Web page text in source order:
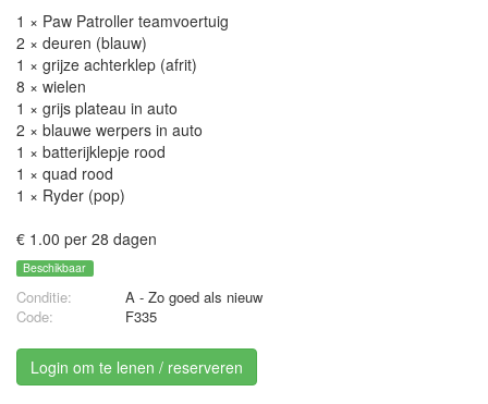
1 × Paw Patroller teamvoertuig
2 × deuren (blauw)
1 × grijze achterklep (afrit)
8 × wielen
1 × grijs plateau in auto
2 × blauwe werpers in auto
1 × batterijklepje rood
1 × quad rood
1 × Ryder (pop)
€ 1.00 per 28 dagen
Beschikbaar
Conditie:
A - Zo goed als nieuw
Code:
F335
Login om te lenen / reserveren